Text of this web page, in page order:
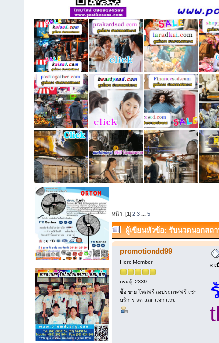
หน้า: [1 ] 2 3 ... 5
ผู้เขียนหัวข้อ: รับนวดนอกสถา
promotiondd99
Hero Member
กระทู้: 2339
ซื้อ ขาย โพสฟรี ลงประกาศฟรี เช่า
บริการ ลด แลก แจก แถม
« เ